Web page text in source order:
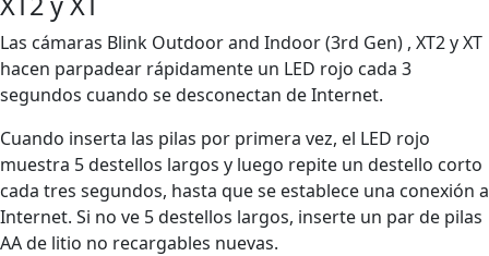
Las cámaras Blink Outdoor and Indoor (3rd Gen) , XT2 y XT
hacen parpadear rápidamente un LED rojo cada 3
segundos cuando se desconectan de Internet.
Cuando inserta las pilas por primera vez, el LED rojo
muestra 5 destellos largos y luego repite un destello corto
cada tres segundos, hasta que se establece una conexión a
Internet. Si no ve 5 destellos largos, inserte un par de pilas
AA de litio no recargables nuevas.